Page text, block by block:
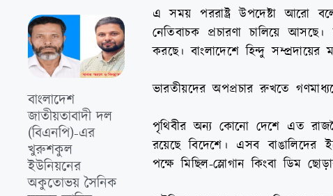
বাংলাদেশ
জাতীয়তাবাদী দল
(বিএনপি)-এর
খুরুশকুল
ইউনিয়নের
অকুতোভয় সৈনিক
এ সময় পররাষ্ট্র উপদেষ্টা আরো
নেতিবাচক প্রচারণা চালিয়ে
করছে। বাংলাদেশে হিন্দু
ভারতীয়দের অপপ্রচার রুখতে
পৃথিবীর অন্য কোনো দেশে এত
রয়েছে বিদেশে। এসব
পক্ষে মিছিল-স্লোগান কিংবা ডিম